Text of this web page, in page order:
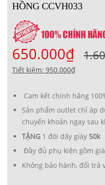
HỒNG CCVH033
650.000₫
Tiết kiệm: 950.000₫
Cam kết chính hãng
Sản phẩm outlet chỉ áp
chuyển khoản ngay sau
TẶNG 1 đôi dây giày 50k
Đầy đủ phụ kiện gồm
Không bảo hành, đổi trả